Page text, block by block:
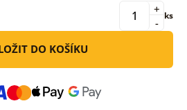
-
+ ks
DO KOŠÍKU